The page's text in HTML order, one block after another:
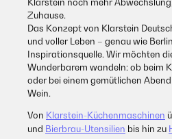
Klarstein noch mehr
Zuhause.
Das Konzept von Klarstein
und voller Leben – genau wie
Inspirationsquelle. Wir möchten
Wunderbarem wandeln: ob beim
oder bei einem gemütlichen
Wein.
Von Klarstein-Küchenmaschinen
und Bierbrau-Utensilien bis hin zu